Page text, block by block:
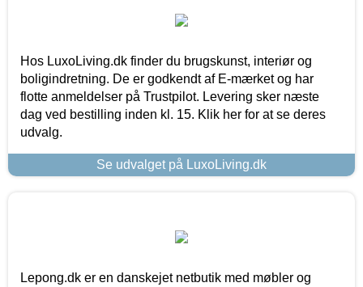
Hos LuxoLiving.dk finder du brugskunst, interiør og
boligindretning. De er godkendt af E-mærket og har
flotte anmeldelser på Trustpilot. Levering sker næste
dag ved bestilling inden kl. 15. Klik her for at se deres
udvalg.
Se udvalget på LuxoLiving.dk
Lepong.dk er en danskejet netbutik med møbler og